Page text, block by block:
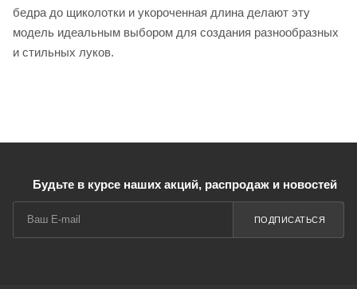
бедра до щиколотки и укороченная длина делают эту
модель идеальным выбором для создания разнообразных
и стильных луков.
Будьте в курсе наших акций, распродаж и новостей
ПОДПИСАТЬСЯ